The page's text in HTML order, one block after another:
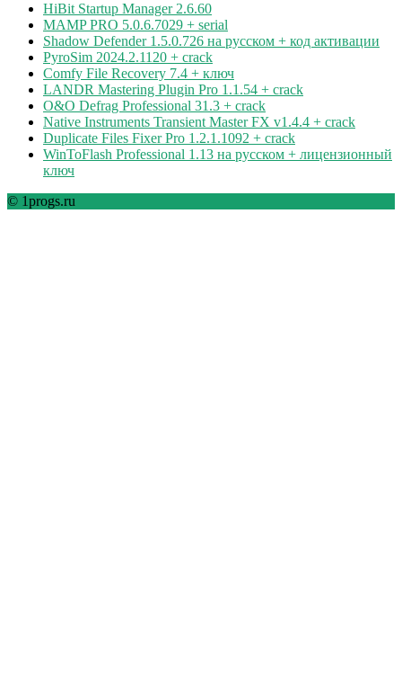
HiBit Startup Manager 2.6.60
MAMP PRO 5.0.6.7029 + serial
Shadow Defender 1.5.0.726 на русском + код активации
PyroSim 2024.2.1120 + crack
Comfy File Recovery 7.4 + ключ
LANDR Mastering Plugin Pro 1.1.54 + crack
O&O Defrag Professional 31.3 + crack
Native Instruments Transient Master FX v1.4.4 + crack
Duplicate Files Fixer Pro 1.2.1.1092 + crack
WinToFlash Professional 1.13 на русском + лицензионный
ключ
© 1progs.ru